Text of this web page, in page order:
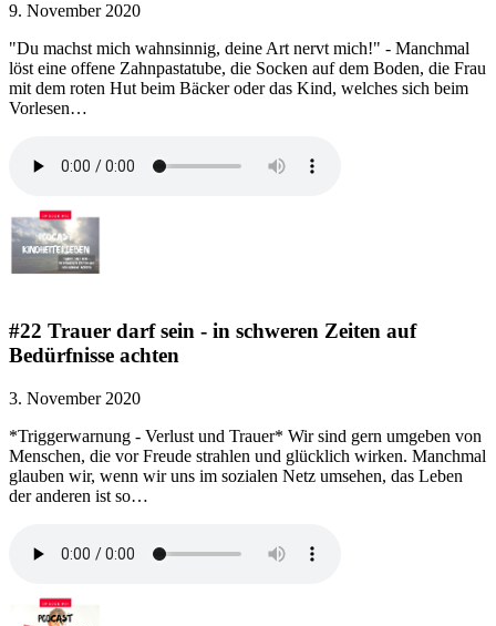
9. November 2020
"Du machst mich wahnsinnig, deine Art nervt mich!" - Manchmal
löst eine offene Zahnpastatube, die Socken auf dem Boden, die Frau
mit dem roten Hut beim Bäcker oder das Kind, welches sich beim
Vorlesen…
#22 Trauer darf sein - in schweren Zeiten auf
Bedürfnisse achten
3. November 2020
*Triggerwarnung - Verlust und Trauer* Wir sind gern umgeben von
Menschen, die vor Freude strahlen und glücklich wirken. Manchmal
glauben wir, wenn wir uns im sozialen Netz umsehen, das Leben
der anderen ist so…